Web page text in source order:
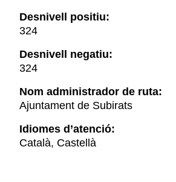
Desnivell positiu:
324
Desnivell negatiu:
324
Nom administrador de ruta:
Ajuntament de Subirats
Idiomes d’atenció:
Català, Castellà